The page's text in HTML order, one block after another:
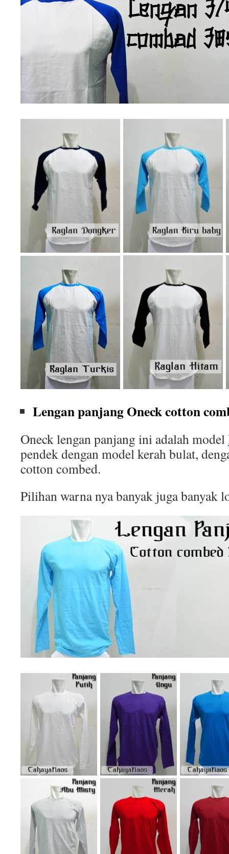
Lengan panjang Oneck cotton
Oneck lengan panjang ini adalah model
pendek dengan model kerah bulat,
cotton combed.
Pilihan warna nya banyak juga banyak